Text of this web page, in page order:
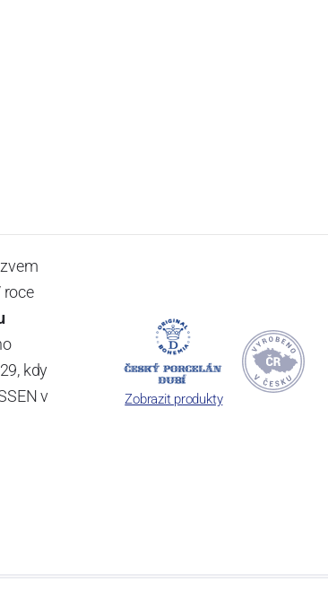
roce
kdy
v
Zobrazit produkty